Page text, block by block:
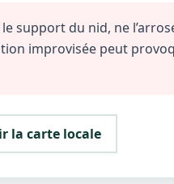
support du nid, ne
improvisée peut
la carte locale